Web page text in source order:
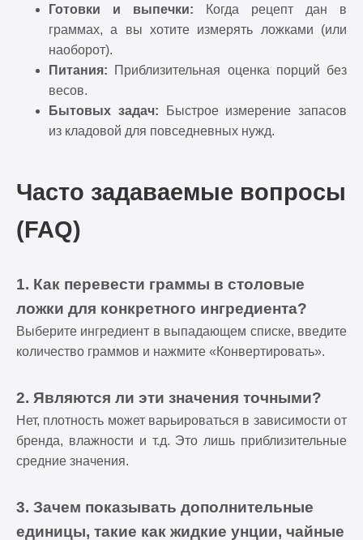
Готовки и выпечки: Когда рецепт дан в
граммах, а вы хотите измерять ложками (или
наоборот).
Питания: Приблизительная оценка порций без
весов.
Бытовых задач: Быстрое измерение запасов
из кладовой для повседневных нужд.
Часто задаваемые вопросы
(FAQ)
1. Как перевести граммы в столовые
ложки для конкретного ингредиента?
Выберите ингредиент в выпадающем списке, введите
количество граммов и нажмите «Конвертировать».
2. Являются ли эти значения точными?
Нет, плотность может варьироваться в зависимости от
бренда, влажности и т.д. Это лишь приблизительные
средние значения.
3. Зачем показывать дополнительные
единицы, такие как жидкие унции, чайные